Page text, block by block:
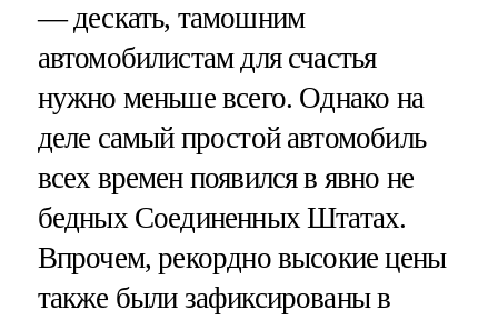
— дескать, тамошним
автомобилистам для счастья
нужно меньше всего. Однако на
деле самый простой автомобиль
всех времен появился в явно не
бедных Соединенных Штатах.
Впрочем, рекордно высокие цены
также были зафиксированы в